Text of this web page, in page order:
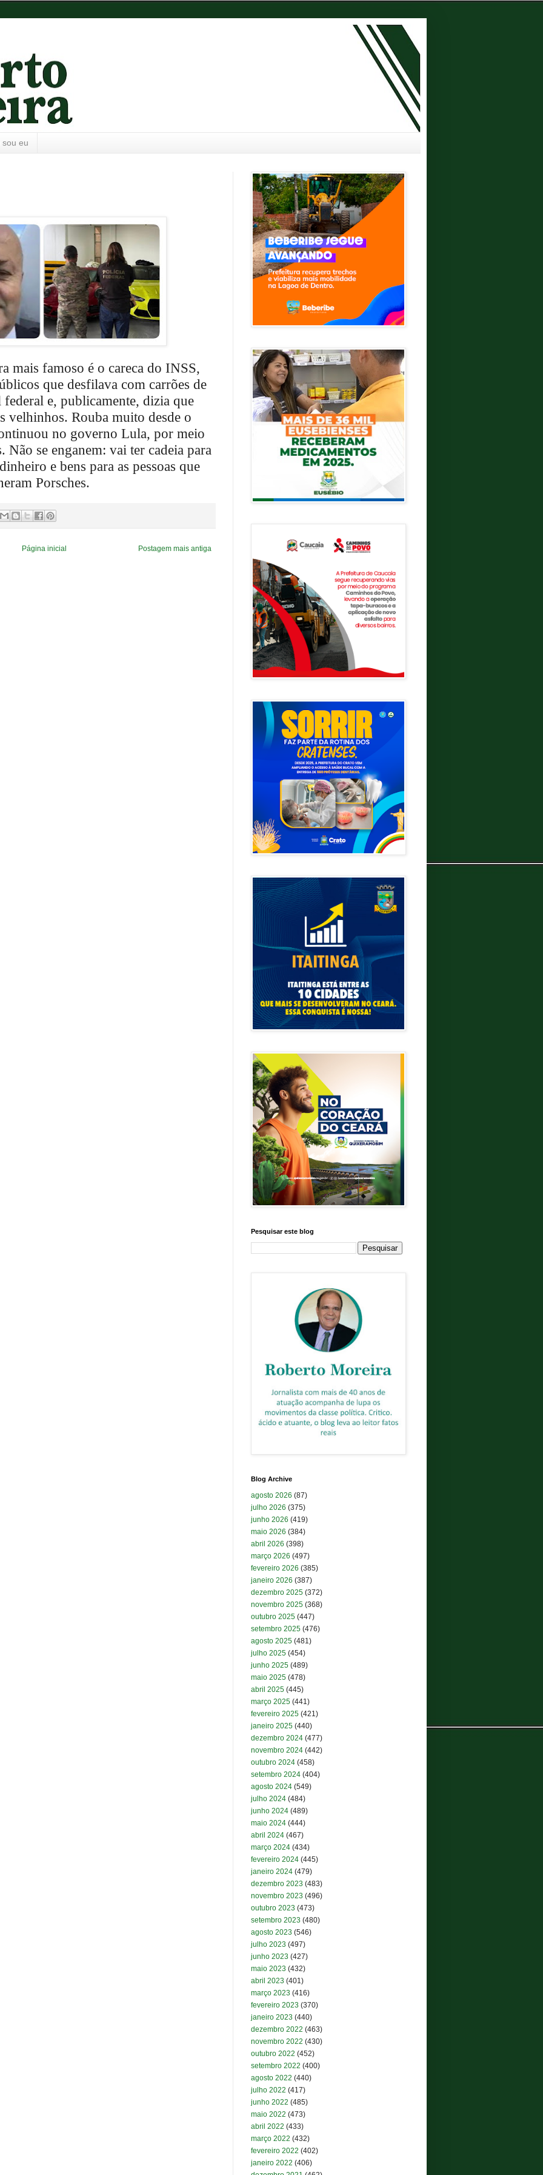
sou eu
mais famoso é o careca do INSS,
que desfilava com carrões de
e, publicamente, dizia que
velhinhos. Rouba muito desde o
no governo Lula, por meio
Não se enganem: vai ter cadeia para
e bens para as pessoas que
Porsches.
Postagem mais antiga
Página inicial
Pesquisar este blog
Blog Archive
agosto 2026 (87)
julho 2026 (375)
junho 2026 (419)
maio 2026 (384)
abril 2026 (398)
março 2026 (497)
fevereiro 2026 (385)
janeiro 2026 (387)
dezembro 2025 (372)
novembro 2025 (368)
outubro 2025 (447)
setembro 2025 (476)
agosto 2025 (481)
julho 2025 (454)
junho 2025 (489)
maio 2025 (478)
abril 2025 (445)
março 2025 (441)
fevereiro 2025 (421)
janeiro 2025 (440)
dezembro 2024 (477)
novembro 2024 (442)
outubro 2024 (458)
setembro 2024 (404)
agosto 2024 (549)
julho 2024 (484)
junho 2024 (489)
maio 2024 (444)
abril 2024 (467)
março 2024 (434)
fevereiro 2024 (445)
janeiro 2024 (479)
dezembro 2023 (483)
novembro 2023 (496)
outubro 2023 (473)
setembro 2023 (480)
agosto 2023 (546)
julho 2023 (497)
junho 2023 (427)
maio 2023 (432)
abril 2023 (401)
março 2023 (416)
fevereiro 2023 (370)
janeiro 2023 (440)
dezembro 2022 (463)
novembro 2022 (430)
outubro 2022 (452)
setembro 2022 (400)
agosto 2022 (440)
julho 2022 (417)
junho 2022 (485)
maio 2022 (473)
abril 2022 (433)
março 2022 (432)
fevereiro 2022 (402)
janeiro 2022 (406)